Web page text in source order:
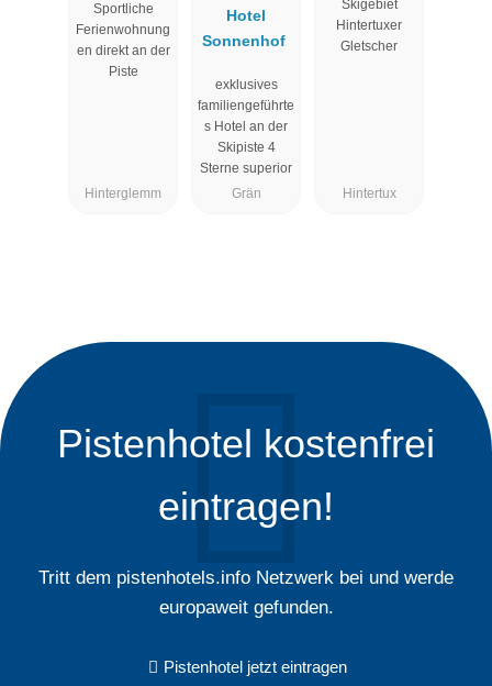
Sportliche
Ferienwohnung
en direkt an der
Piste
Hinterglemm
Hotel
Sonnenhof
exklusives
familiengeführte
s Hotel an der
Skipiste 4
Sterne superior
Grän
of
Skigebiet
Hintertuxer
Gletscher
Hintertux
Pistenhotel kostenfrei
eintragen!
Tritt dem pistenhotels.info Netzwerk bei und werde
europaweit gefunden.
Pistenhotel jetzt eintragen